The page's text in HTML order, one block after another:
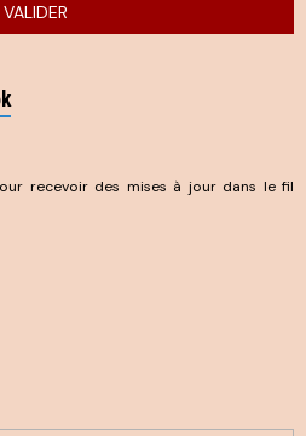
VALIDER
recevoir des mises à jour dans le fil